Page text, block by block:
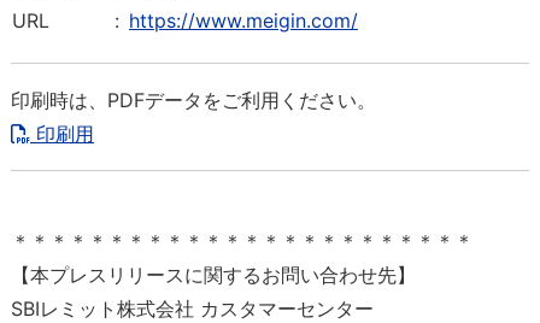
URL
: https://www.meigin.com/
印刷時は、PDFデータをご利用ください。
印刷用
＊＊＊＊＊＊＊＊＊＊＊＊＊＊＊＊＊＊＊＊＊＊＊＊
【本プレスリリースに関するお問い合わせ先】
SBIレミット株式会社 カスタマーセンター